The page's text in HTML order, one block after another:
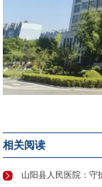
相关阅读
山阳县人民医院：守